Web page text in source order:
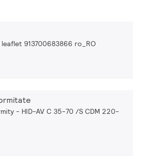
913700683866 ro_RO
- HID-AV C 35-70 /S CDM 220-